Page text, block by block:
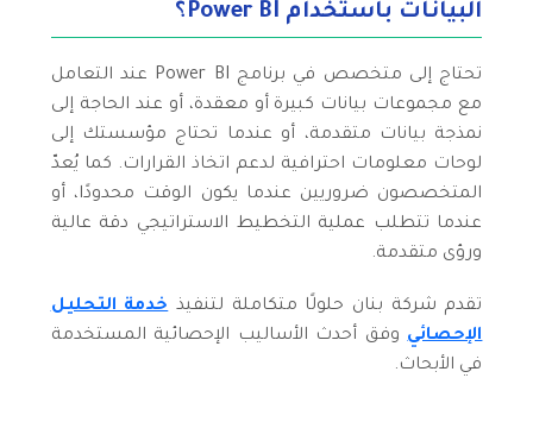
البيانات باستخدام Power BI؟
تحتاج إلى متخصص في برنامج Power BI عند التعامل
مع مجموعات بيانات كبيرة أو معقدة، أو عند الحاجة إلى
نمذجة بيانات متقدمة، أو عندما تحتاج مؤسستك إلى
لوحات معلومات احترافية لدعم اتخاذ القرارات. كما يُعدّ
المتخصصون ضروريين عندما يكون الوقت محدودًا، أو
عندما تتطلب عملية التخطيط الاستراتيجي دقة عالية
ورؤى متقدمة.
تقدم شركة بنان حلولًا متكاملة لتنفيذخدمة التحليل
الإحصائيوفق أحدث الأساليب الإحصائية المستخدمة
في الأبحاث.